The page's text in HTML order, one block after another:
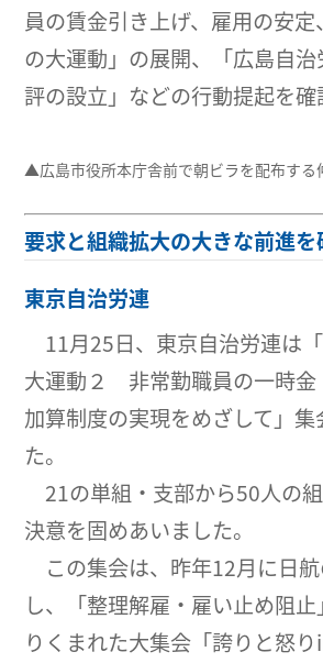
員の賃金引き上げ、雇用の安定
の大運動」の展開、「広島自
評の設立」などの行動提起を確
▲広島市役所本庁舎前で朝ビラを配布する
要求と組織拡大の大きな前進を
東京自治労連
11月25日、東京自治労連は
大運動２ 非常勤職員の一時金
加算制度の実現をめざして」
た。
21の単組・支部から50人の
決意を固めあいました。
この集会は、昨年12月に日
し、「整理解雇・雇い止め阻
りくまれた大集会「誇りと怒